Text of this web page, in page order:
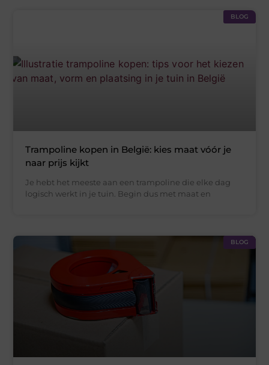
BLOG
Trampoline kopen in België: kies maat vóór je
naar prijs kijkt
Je hebt het meeste aan een trampoline die elke dag
logisch werkt in je tuin. Begin dus met maat en
BLOG